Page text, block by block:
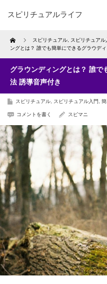
スピリチュアルライフ
Home スピリチュアル スピリチュアル
ングとは？ 誰でも簡単にできるグラウデ
グラウンディングとは？ 誰で
法 誘導音声付き
スピリチュアル スピリチュアル入門
コメントを書く スピマニ